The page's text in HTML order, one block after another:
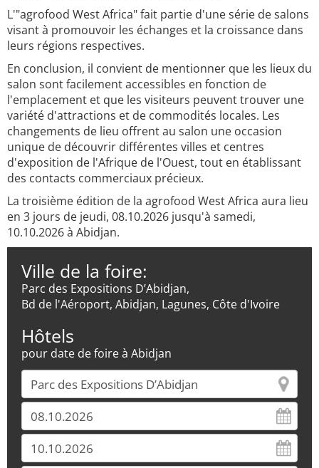
L'"agrofood West Africa" fait partie d'une série de salons
visant à promouvoir les échanges et la croissance dans
leurs régions respectives.
En conclusion, il convient de mentionner que les lieux du
salon sont facilement accessibles en fonction de
l'emplacement et que les visiteurs peuvent trouver une
variété d'attractions et de commodités locales. Les
changements de lieu offrent au salon une occasion
unique de découvrir différentes villes et centres
d'exposition de l'Afrique de l'Ouest, tout en établissant
des contacts commerciaux précieux.
La troisième édition de la agrofood West Africa aura lieu
en 3 jours de jeudi, 08.10.2026 jusqu'à samedi,
10.10.2026 à Abidjan.
Ville de la foire:
Parc des Expositions D’Abidjan,
Bd de l'Aéroport, Abidjan, Lagunes, Côte d'Ivoire
Hôtels
pour date de foire à Abidjan